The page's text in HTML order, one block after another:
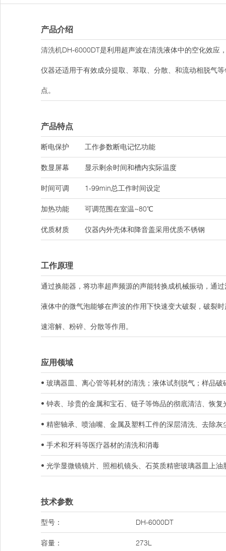
产品介绍
清洗机DH-6000DT是利用超声波在清洗液体中的空化效应
仪器还适用于有效成分提取、萃取、分散、和流动相脱气
点。
产品特点
断电保护 工作参数断电记忆功能
数显屏幕 显示剩余时间和槽内实际温度
时间可调 1-99min总工作时间设定
加热功能 可调范围在室温~80℃
优质材质 仪器内外壳体和降音盖采用优质不锈钢
工作原理
通过换能器，将功率超声频源的声能转换成机械振动，通
液体中的微气泡能够在声波的作用下快速变大破裂，破裂
速溶解、粉碎、分散等作用。
应用领域
• 玻璃器皿、离心管等耗材的清洗；液体试剂脱气；样品破
• 钟表、珍贵的金属和宝石、链子等饰品的彻底清洁、恢复
• 精密轴承、喷油嘴、金属及塑料工件的深层清洗、去除灰
• 手术和牙科等医疗器材的清洗和消毒
• 光学显微镜镜片、照相机镜头、石英质精密玻璃器皿上油
技术参数
型号： DH-6000DT
容量： 273L